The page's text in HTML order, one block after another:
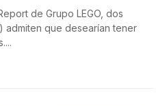
de Grupo LEGO, dos
que desearían tener